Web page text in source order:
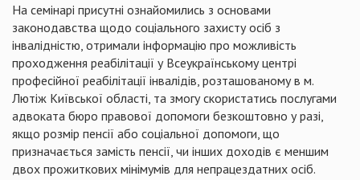
На семінарі присутні ознайомились з основами
законодавства щодо соціального захисту осіб з
інвалідністю, отримали інформацію про можливість
проходження реабілітації у Всеукраїнському центрі
професійної реабілітації інвалідів, розташованому в м.
Лютіж Київської області, та змогу скористатись послугами
адвоката бюро правової допомоги безкоштовно у разі,
якщо розмір пенсії або соціальної допомоги, що
призначається замість пенсії, чи інших доходів є меншим
двох прожиткових мінімумів для непрацездатних осіб.